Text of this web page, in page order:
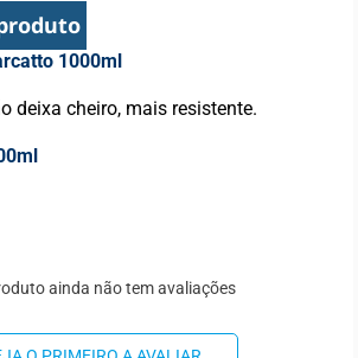
1000ml
deixa cheiro, mais resistente.
ainda não tem avaliações